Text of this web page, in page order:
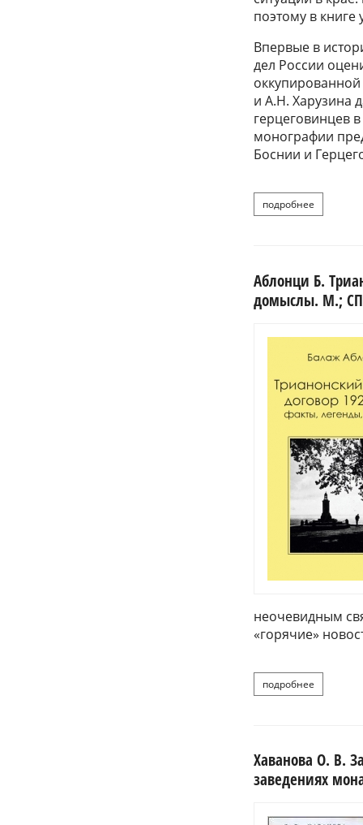
поэтому в
Впервые в
дел России
и А.Н. Харузина
герцеговинцев
монографии
Боснии и
подробнее
Аблонци Б.
домыслы. М.;
неочевидным
«горячие»
подробнее
Хаванова О. В.
заведениях